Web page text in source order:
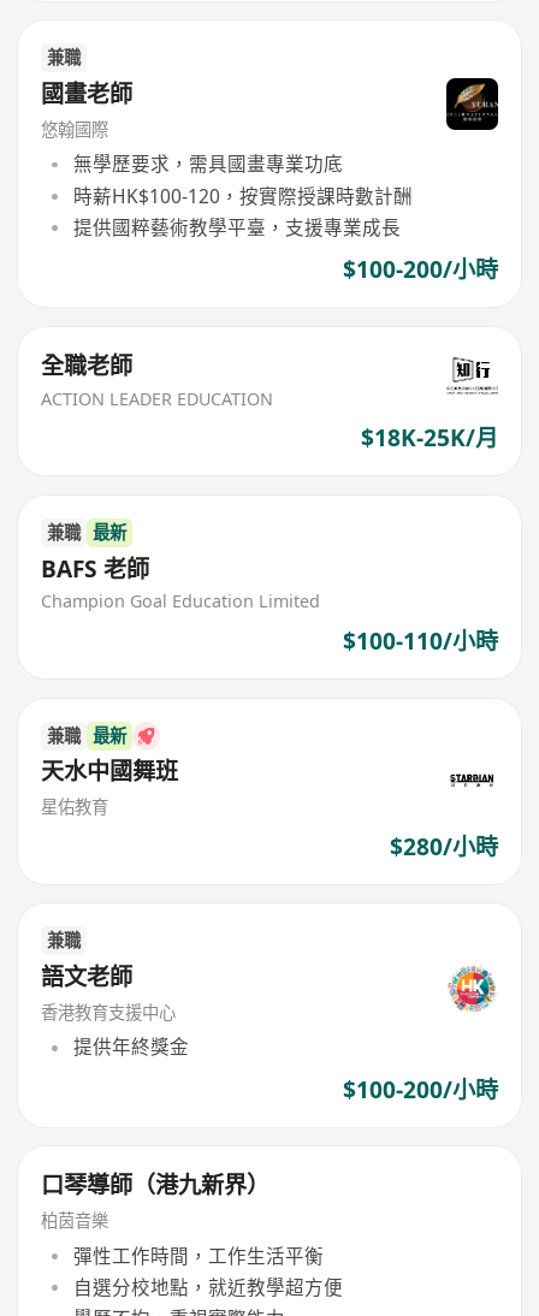
兼職
國畫老師
悠翰國際
無學歷要求，需具國畫專業功底
時薪HK$100-120，按實際授課時數計酬
提供國粹藝術教學平臺，支援專業成長
$100-200/小時
全職老師
ACTION LEADER EDUCATION
$18K-25K/月
兼職 最新
BAFS 老師
Champion Goal Education Limited
$100-110/小時
兼職 最新
天水中國舞班
星佑教育
$280/小時
兼職
語文老師
香港教育支援中心
提供年終獎金
$100-200/小時
口琴導師（港九新界）
柏茵音樂
彈性工作時間，工作生活平衡
自選分校地點，就近教學超方便